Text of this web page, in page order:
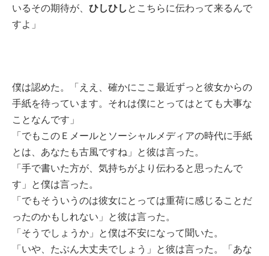
いるその期待が、 ひしひしとこちらに伝わって来るんで
すよ」
僕は認めた。「ええ、確かにここ最近ずっと彼女からの
手紙を待っています。それは僕にとってはとても大事な
ことなんです」
「でもこのＥメールとソーシャルメディアの時代に手紙
とは、あなたも古風ですね」と彼は言った。
「手で書いた方が、気持ちがより伝わると思ったんで
す」と僕は言った。
「でもそういうのは彼女にとっては重荷に感じることだ
ったのかもしれない」と彼は言った。
「そうでしょうか」と僕は不安になって聞いた。
「いや、たぶん大丈夫でしょう」と彼は言った。「あな